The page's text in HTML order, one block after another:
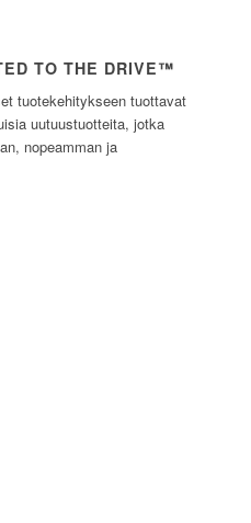
TO THE DRIVE™
tuotekehitykseen tuottavat
uutuustuotteita, jotka
nopeamman ja